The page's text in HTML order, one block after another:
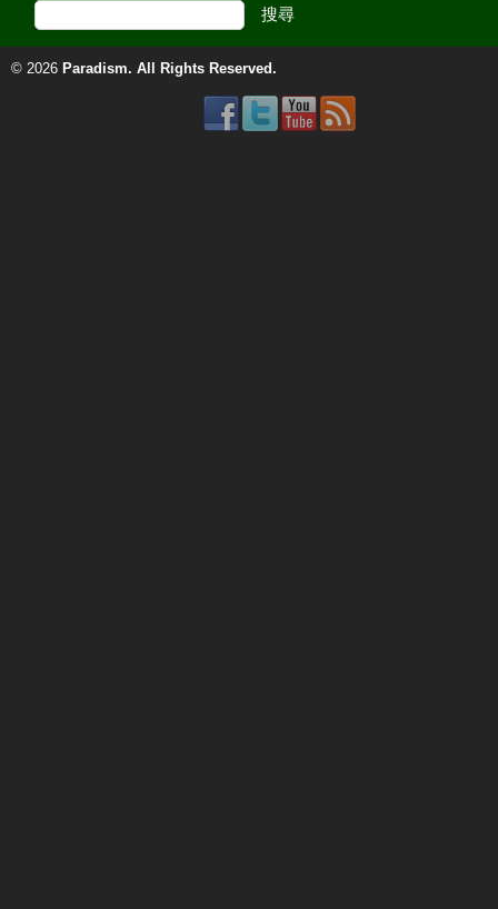
© 2026 Paradism. All Rights Reserved.